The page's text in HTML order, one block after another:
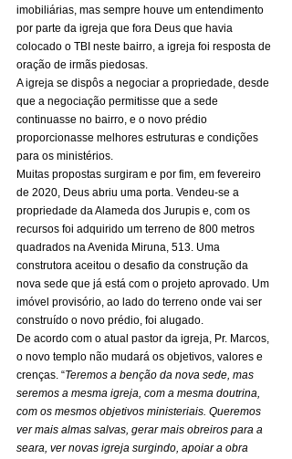
imobiliárias, mas sempre houve um entendimento
por parte da igreja que fora Deus que havia
colocado o TBI neste bairro, a igreja foi resposta de
oração de irmãs piedosas.
A igreja se dispôs a negociar a propriedade, desde
que a negociação permitisse que a sede
continuasse no bairro, e o novo prédio
proporcionasse melhores estruturas e condições
para os ministérios.
Muitas propostas surgiram e por fim, em fevereiro
de 2020, Deus abriu uma porta. Vendeu-se a
propriedade da Alameda dos Jurupis e, com os
recursos foi adquirido um terreno de 800 metros
quadrados na Avenida Miruna, 513. Uma
construtora aceitou o desafio da construção da
nova sede que já está com o projeto aprovado. Um
imóvel provisório, ao lado do terreno onde vai ser
construído o novo prédio, foi alugado.
De acordo com o atual pastor da igreja, Pr. Marcos,
o novo templo não mudará os objetivos, valores e
crenças. “Teremos a benção da nova sede, mas
seremos a mesma igreja, com a mesma doutrina,
com os mesmos objetivos ministeriais. Queremos
ver mais almas salvas, gerar mais obreiros para a
seara, ver novas igreja surgindo, apoiar a obra